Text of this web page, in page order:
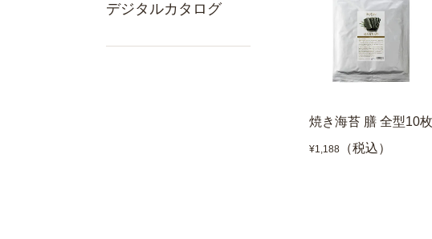
デジタルカタログ
焼き海苔 膳 全型10枚
¥1,188 （税込）